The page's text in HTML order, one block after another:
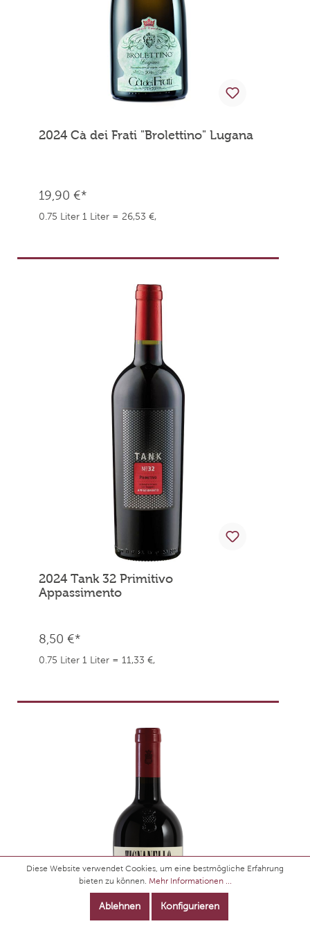
2024 Cà dei Frati "Brolettino" Lugana
19,90 €*
0.75 Liter 1 Liter = 26,53 €,
2024 Tank 32 Primitivo
Appassimento
8,50 €*
0.75 Liter 1 Liter = 11,33 €,
Diese Website verwendet Cookies, um eine bestmögliche Erfahrung
bieten zu können. Mehr Informationen ...
Ablehnen Konfigurieren